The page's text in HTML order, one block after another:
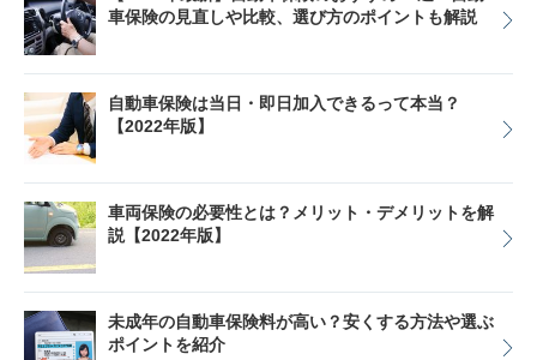
車保険の見直しや比較、選び方のポイントも解説
自動車保険は当日・即日加入できるって本当？
【2022年版】
車両保険の必要性とは？メリット・デメリットを解
説【2022年版】
未成年の自動車保険料が高い？安くする方法や選ぶ
ポイントを紹介